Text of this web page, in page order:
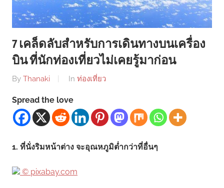
7 เคล็ดลับสำหรับการเดินทางบนเครื่อง
บิน ที่นักท่องเที่ยวไม่เคยรู้มาก่อน
By Thanaki In ท่องเที่ยว
Spread the love
1. ที่นั่งริมหน้าต่าง จะอุณหภูมิต่ำกว่าที่อื่นๆ
© pixabay.com